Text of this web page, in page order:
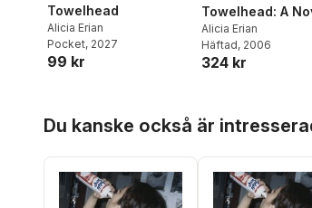
Towelhead
Alicia Erian
Pocket, 2027
99 kr
Towelhead: A
Alicia Erian
Häftad, 2006
324 kr
Du kanske också är